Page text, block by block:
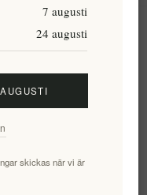
7 augusti
24 augusti
skickas när vi är